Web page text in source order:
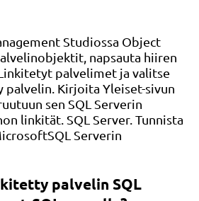
Studiossa Object
napsauta hiiren
palvelimet ja valitse
Kirjoita Yleiset-sivun
sen SQL Serverin
linkität. SQL Server. Tunnista
Serverin
palvelin SQL